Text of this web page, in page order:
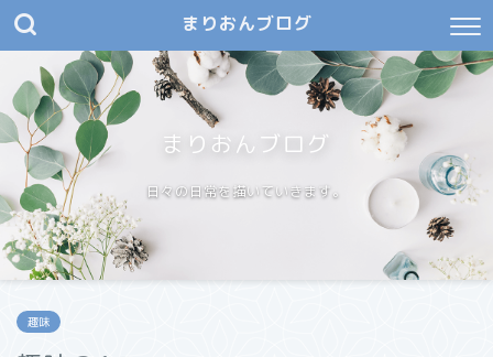
まりおんブログ
まりおんブログ
日々の日常を描いていきます。
趣味